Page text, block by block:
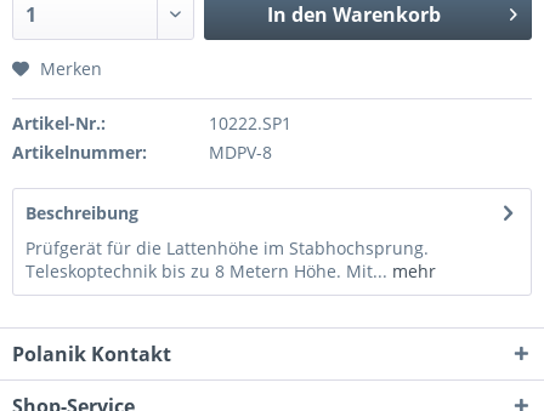
In den Warenkorb
Merken
Artikel-Nr.:
10222.SP1
Artikelnummer:
MDPV-8
Beschreibung
Prüfgerät für die Lattenhöhe im Stabhochsprung.
Teleskoptechnik bis zu 8 Metern Höhe. Mit... mehr
Polanik Kontakt